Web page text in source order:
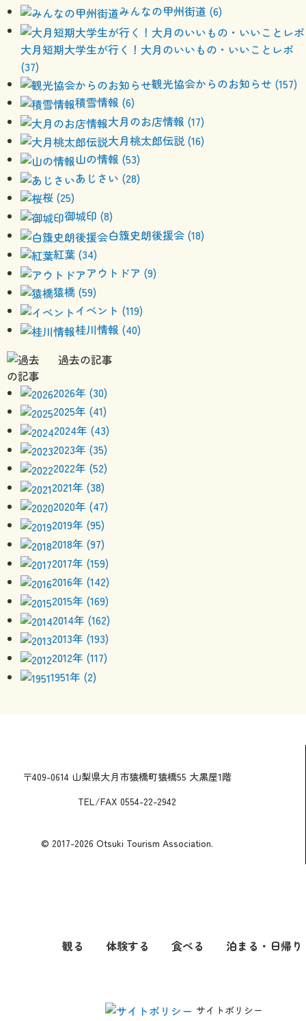
みんなの甲州街道 (6)
大月短期大学生が行く！大月のいいもの・いいことレポ
(37)
観光協会からのお知らせ (157)
積雪情報 (6)
大月のお店情報 (17)
大月桃太郎伝説 (16)
山の情報 (53)
あじさい (28)
桜 (25)
御城印 (8)
白籏史朗後援会 (18)
紅葉 (34)
アウトドア (9)
猿橋 (59)
イベント (119)
桂川情報 (40)
過去の記事
2026年 (30)
2025年 (41)
2024年 (43)
2023年 (35)
2022年 (52)
2021年 (38)
2020年 (47)
2019年 (95)
2018年 (97)
2017年 (159)
2016年 (142)
2015年 (169)
2014年 (162)
2013年 (193)
2012年 (117)
1951年 (2)
〒409-0614 山梨県大月市猿橋町猿橋55 大黒屋1階
TEL/FAX 0554-22-2942
© 2017-2026 Otsuki Tourism Association.
観る 体験する 食べる 泊まる・日帰り
サイトポリシー